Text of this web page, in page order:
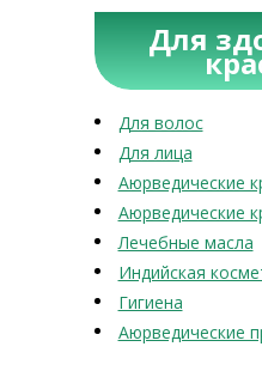
Для
Для волос
Для лица
Аюрведические
Аюрведические
Лечебные масла
Индийская
Гигиена
Аюрведические